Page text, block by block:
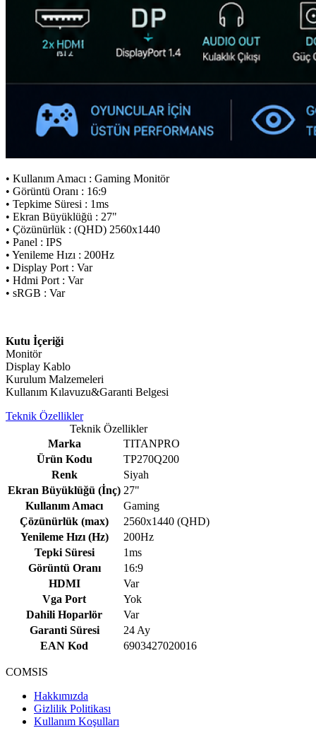
• Kullanım Amacı : Gaming Monitör
• Görüntü Oranı : 16:9
• Tepkime Süresi : 1ms
• Ekran Büyüklüğü : 27"
• Çözünürlük : (QHD) 2560x1440
• Panel : IPS
• Yenileme Hızı : 200Hz
• Display Port : Var
• Hdmi Port : Var
• sRGB : Var
Kutu İçeriği
Monitör
Display Kablo
Kurulum Malzemeleri
Kullanım Kılavuzu&Garanti Belgesi
Teknik Özellikler
Teknik Özellikler
Marka
TITANPRO
Ürün Kodu
TP270Q200
Renk
Siyah
Ekran Büyüklüğü (İnç) 27"
Kullanım Amacı
Gaming
Çözünürlük (max)
2560x1440 (QHD)
Yenileme Hızı (Hz)
200Hz
Tepki Süresi
1ms
Görüntü Oranı
16:9
HDMI
Var
Vga Port
Yok
Dahili Hoparlör
Var
Garanti Süresi
24 Ay
EAN Kod
6903427020016
COMSIS
Hakkımızda
Gizlilik Politikası
Kullanım Koşulları